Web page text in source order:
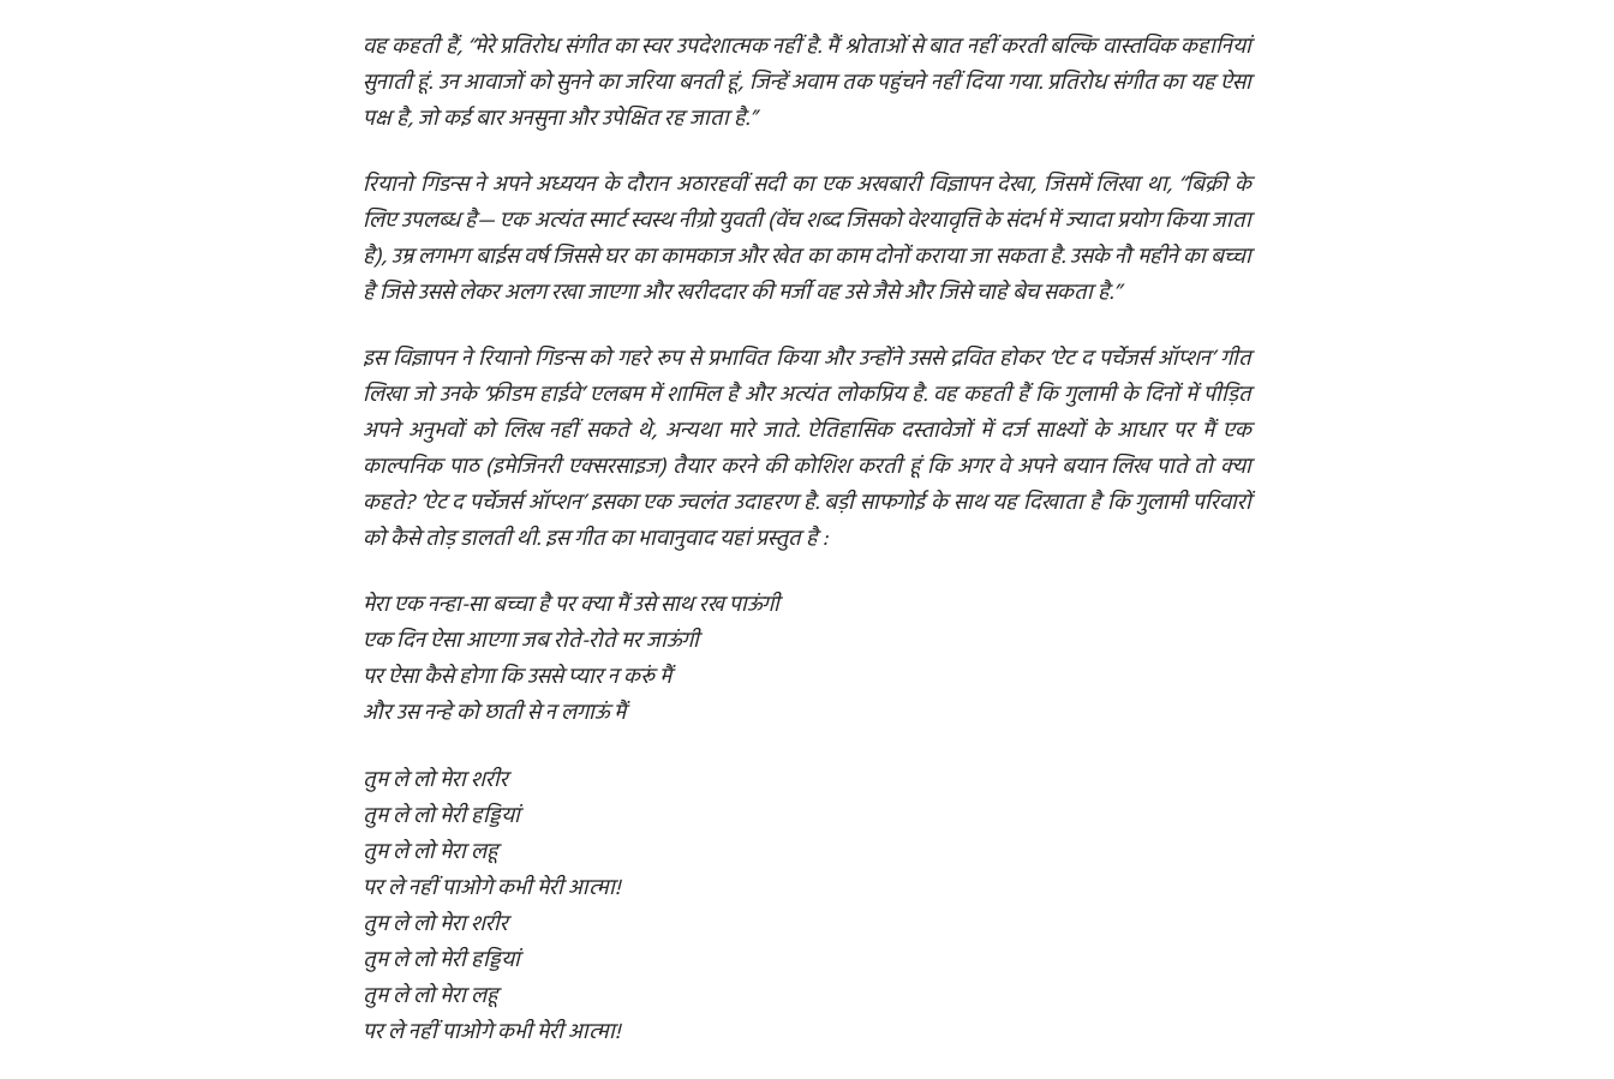
वह कहती हैं, ‘‘मेरे प्रतिरोध संगीत का स्वर उपदेशात्मक नहीं है. मैं श्रोताओं से बात नहीं करती बल्कि वास्तविक कहानियां
सुनाती हूं. उन आवाजों को सुनने का जरिया बनती हूं, जिन्हें अवाम तक पहुंचने नहीं दिया गया. प्रतिरोध संगीत का यह ऐसा
पक्ष है, जो कई बार अनसुना और उपेक्षित रह जाता है.”
रियानो गिडन्स ने अपने अध्ययन के दौरान अठारहवीं सदी का एक अखबारी विज्ञापन देखा, जिसमें लिखा था, ‘‘बिक्री के
लिए उपलब्ध है— एक अत्यंत स्मार्ट स्वस्थ नीग्रो युवती (वेंच शब्द जिसको वेश्यावृत्ति के संदर्भ में ज्यादा प्रयोग किया जाता
है), उम्र लगभग बाईस वर्ष जिससे घर का कामकाज और खेत का काम दोनों कराया जा सकता है. उसके नौ महीने का बच्चा
है जिसे उससे लेकर अलग रखा जाएगा और खरीददार की मर्जी वह उसे जैसे और जिसे चाहे बेच सकता है.’’
इस विज्ञापन ने रियानो गिडन्स को गहरे रूप से प्रभावित किया और उन्होंने उससे द्रवित होकर ‘ऐट द पर्चेजर्स ऑप्शन’ गीत
लिखा जो उनके ‘फ्रीडम हाईवे’ एलबम में शामिल है और अत्यंत लोकप्रिय है. वह कहती हैं कि गुलामी के दिनों में पीड़ित
अपने अनुभवों को लिख नहीं सकते थे, अन्यथा मारे जाते. ऐतिहासिक दस्तावेजों में दर्ज साक्ष्यों के आधार पर मैं एक
काल्पनिक पाठ (इमेजिनरी एक्सरसाइज) तैयार करने की कोशिश करती हूं कि अगर वे अपने बयान लिख पाते तो क्या
कहते? ‘ऐट द पर्चेजर्स ऑप्शन’ इसका एक ज्वलंत उदाहरण है. बड़ी साफगोई के साथ यह दिखाता है कि गुलामी परिवारों
को कैसे तोड़ डालती थी. इस गीत का भावानुवाद यहां प्रस्तुत है :
मेरा एक नन्हा-सा बच्चा है पर क्या मैं उसे साथ रख पाऊंगी
एक दिन ऐसा आएगा जब रोते-रोते मर जाऊंगी
पर ऐसा कैसे होगा कि उससे प्यार न करूं मैं
और उस नन्हे को छाती से न लगाऊं मैं
तुम ले लो मेरा शरीर
तुम ले लो मेरी हड्डियां
तुम ले लो मेरा लहू
पर ले नहीं पाओगे कभी मेरी आत्मा!
तुम ले लो मेरा शरीर
तुम ले लो मेरी हड्डियां
तुम ले लो मेरा लहू
पर ले नहीं पाओगे कभी मेरी आत्मा!